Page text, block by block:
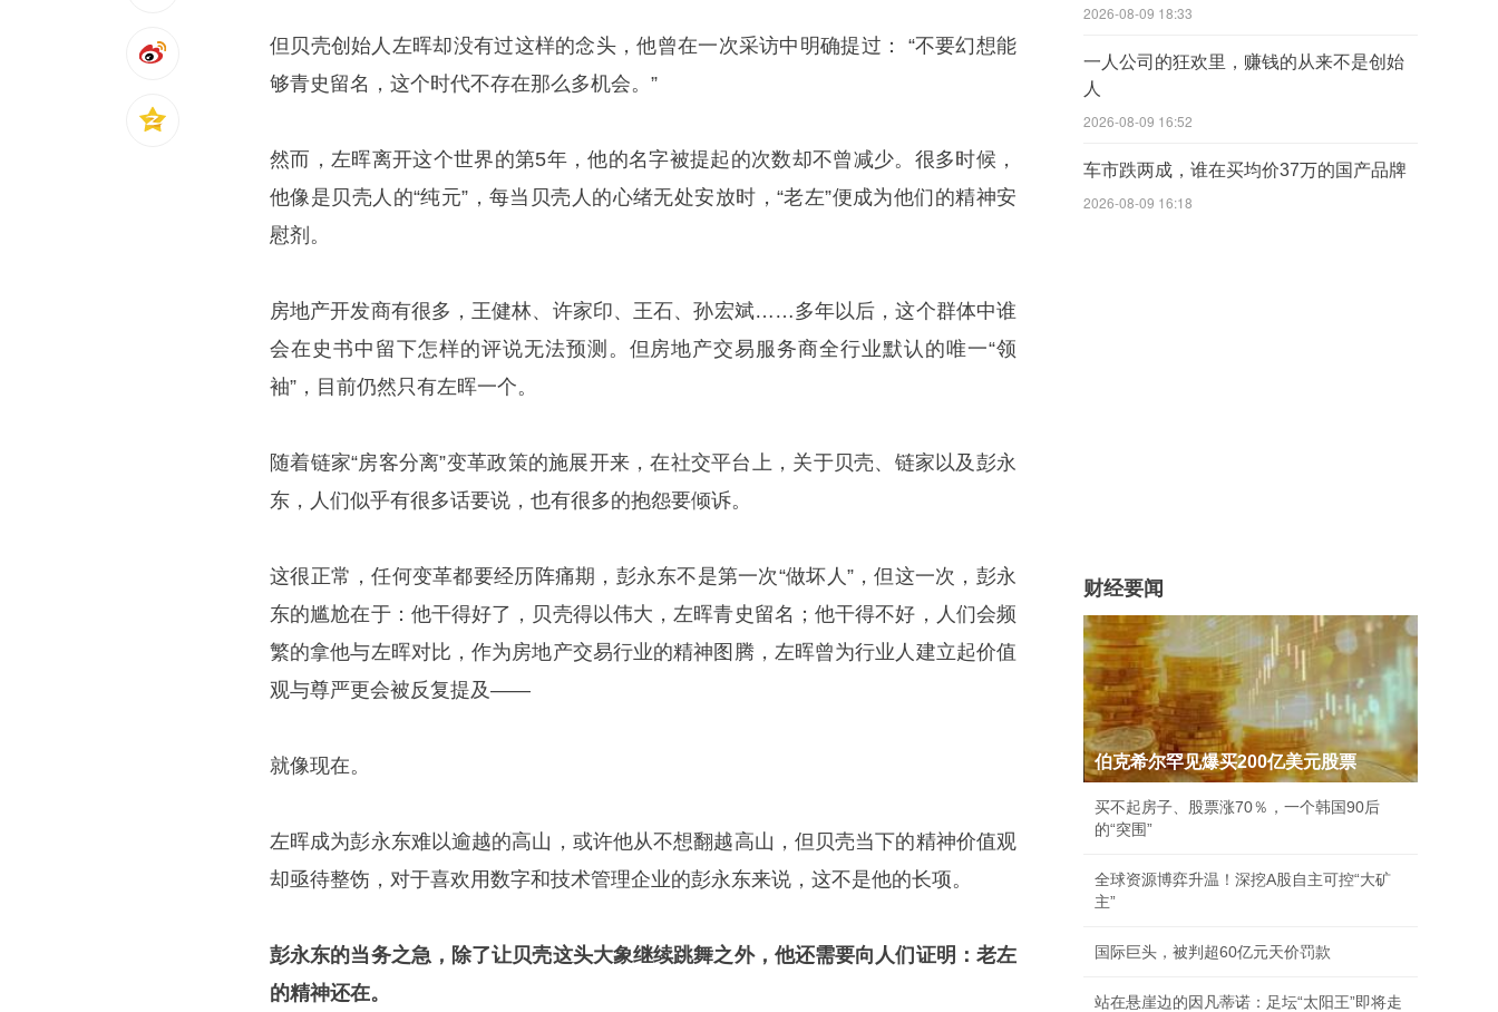
但贝壳创始人左晖却没有过这样的念头，他曾在一次采访中明确提过： “不要幻想能
够青史留名，这个时代不存在那么多机会。”
然而，左晖离开这个世界的第5年，他的名字被提起的次数却不曾减少。很多时候，
他像是贝壳人的“纯元”，每当贝壳人的心绪无处安放时，“老左”便成为他们的精神安
慰剂。
房地产开发商有很多，王健林、许家印、王石、孙宏斌……多年以后，这个群体中谁
会在史书中留下怎样的评说无法预测。但房地产交易服务商全行业默认的唯一“领
袖”，目前仍然只有左晖一个。
随着链家“房客分离”变革政策的施展开来，在社交平台上，关于贝壳、链家以及彭永
东，人们似乎有很多话要说，也有很多的抱怨要倾诉。
这很正常，任何变革都要经历阵痛期，彭永东不是第一次“做坏人”，但这一次，彭永
东的尴尬在于：他干得好了，贝壳得以伟大，左晖青史留名；他干得不好，人们会频
繁的拿他与左晖对比，作为房地产交易行业的精神图腾，左晖曾为行业人建立起价值
观与尊严更会被反复提及——
就像现在。
左晖成为彭永东难以逾越的高山，或许他从不想翻越高山，但贝壳当下的精神价值观
却亟待整饬，对于喜欢用数字和技术管理企业的彭永东来说，这不是他的长项。
彭永东的当务之急，除了让贝壳这头大象继续跳舞之外，他还需要向人们证明：老左
的精神还在。
2026-08-09 18:33
一人公司的狂欢里，赚钱的从来不是创始
人
2026-08-09 16:52
车市跌两成，谁在买均价37万的国产品牌
2026-08-09 16:18
财经要闻
伯克希尔罕见爆买200亿美元股票
买不起房子、股票涨70％，一个韩国90后
的“突围”
全球资源博弈升温！深挖A股自主可控“大矿
主”
国际巨头，被判超60亿元天价罚款
站在悬崖边的因凡蒂诺：足坛“太阳王”即将走